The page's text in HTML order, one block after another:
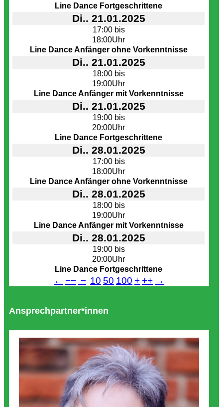
Line Dance Fortgeschrittene
Di.. 21.01.2025
17:00 bis
18:00Uhr
Line Dance Anfänger ohne Vorkenntnisse
Di.. 21.01.2025
18:00 bis
19:00Uhr
Line Dance Anfänger mit Vorkenntnisse
Di.. 21.01.2025
19:00 bis
20:00Uhr
Line Dance Fortgeschrittene
Di.. 28.01.2025
17:00 bis
18:00Uhr
Line Dance Anfänger ohne Vorkenntnisse
Di.. 28.01.2025
18:00 bis
19:00Uhr
Line Dance Anfänger mit Vorkenntnisse
Di.. 28.01.2025
19:00 bis
20:00Uhr
Line Dance Fortgeschrittene
← −− − 10 50 100 + ++ →
Ansprechpartner*innen